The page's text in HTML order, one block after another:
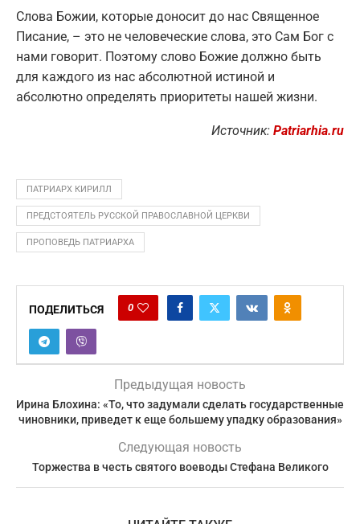
Слова Божии, которые доносит до нас Священное
Писание, – это не человеческие слова, это Сам Бог с
нами говорит. Поэтому слово Божие должно быть
для каждого из нас абсолютной истиной и
абсолютно определять приоритеты нашей жизни.
Источник: Patriarhia.ru
ПАТРИАРХ КИРИЛЛ
ПРЕДСТОЯТЕЛЬ РУССКОЙ ПРАВОСЛАВНОЙ ЦЕРКВИ
ПРОПОВЕДЬ ПАТРИАРХА
ПОДЕЛИТЬСЯ 0
Предыдущая новость
Ирина Блохина: «То, что задумали сделать государственные
чиновники, приведет к еще большему упадку образования»
Следующая новость
Торжества в честь святого воеводы Стефана Великого